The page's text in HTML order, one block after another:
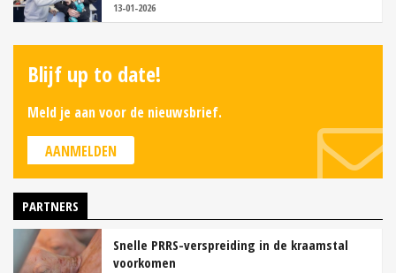
13-01-2026
Blijf up to date!
Meld je aan voor de nieuwsbrief.
AANMELDEN
PARTNERS
Snelle PRRS-verspreiding in de kraamstal
voorkomen